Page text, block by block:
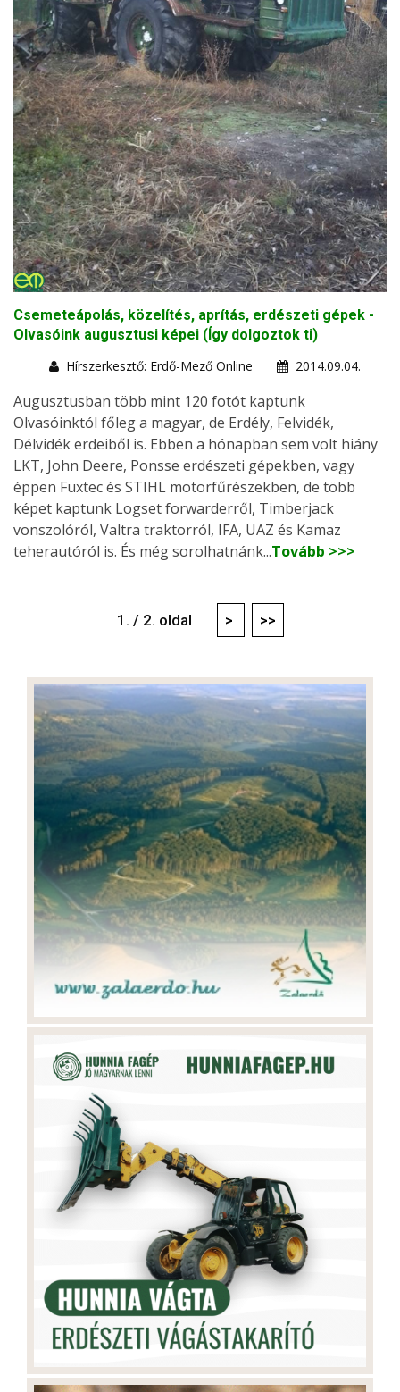
Csemeteápolás, közelítés, aprítás, erdészeti gépek -
Olvasóink augusztusi képei (Így dolgoztok ti)
Hírszerkesztő: Erdő-Mező Online
2014.09.04.
Augusztusban több mint 120 fotót kaptunk
Olvasóinktól főleg a magyar, de Erdély, Felvidék,
Délvidék erdeiből is. Ebben a hónapban sem volt hiány
LKT, John Deere, Ponsse erdészeti gépekben, vagy
éppen Fuxtec és STIHL motorfűrészekben, de több
képet kaptunk Logset forwarderről, Timberjack
vonszolóról, Valtra traktorról, IFA, UAZ és Kamaz
teherautóról is. És még sorolhatnánk...Tovább >>>
1. / 2. oldal > >>